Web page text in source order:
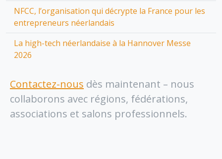
NFCC, l’organisation qui décrypte la France pour les
entrepreneurs néerlandais
La high-tech néerlandaise à la Hannover Messe
2026
Contactez-nous dès maintenant – nous
collaborons avec régions, fédérations,
associations et salons professionnels.